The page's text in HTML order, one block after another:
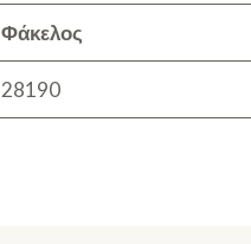
Φάκελος
28190